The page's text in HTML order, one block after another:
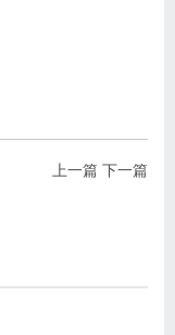
上一篇 下一篇